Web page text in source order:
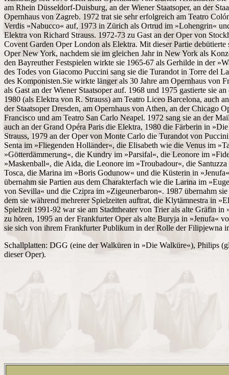
am Rhein Düsseldorf-Duisburg, an der Wiener Staatsoper, an der
Opernhaus von Zagreb. 1972 trat sie sehr erfolgreich am Teatro
Verdis »Nabucco« auf, 1973 in Zürich als Ortrud im »Lohengrin«
Elektra von Richard Strauss. 1972-73 zu Gast an der Oper von
Covent Garden Oper London als Elektra. Mit dieser Partie
Oper New York, nachdem sie im gleichen Jahr in New York als
den Bayreuther Festspielen wirkte sie 1965-67 als Gerhilde in der
des Todes von Giacomo Puccini sang sie die Turandot in Torre del
des Komponisten.Sie wirkte länger als 30 Jahre am Opernhaus von
als Gast an der Wiener Staatsoper auf. 1968 und 1975 gastierte sie
1980 (als Elektra von R. Strauss) am Teatro Liceo Barcelona, auch
der Staatsoper Dresden, am Opernhaus von Athen, an der Chicago
Francisco und am Teatro San Carlo Neapel. 1972 sang sie an der
auch an der Grand Opéra Paris die Elektra, 1980 die Färberin in
Strauss, 1979 an der Oper von Monte Carlo die Turandot von
Senta im »Fliegenden Holländer«, die Elisabeth wie die Venus im
»Götterdämmerung«, die Kundry im »Parsifal«, die Leonore im
»Maskenball«, die Aida, die Leonore im »Troubadour«, die
Tosca, die Marina im »Boris Godunow« und die Küsterin in
übernahm sie Partien aus dem Charakterfach wie die Larina im
von Sevilla« und die Czipra im »Zigeunerbaron«. 1987 übernahm
dem sie während mehrerer Spielzeiten auftrat, die Klytämnestra in
Spielzeit 1991-92 war sie am Stadttheater von Trier als alte Gräfin
zu hören, 1995 an der Frankfurter Oper als alte Buryja in »Jenufa«
sie sich von ihrem Frankfurter Publikum in der Rolle der Filipjewna
Schallplatten: DGG (eine der Walküren in »Die Walküre«), Philips
dieser Oper).